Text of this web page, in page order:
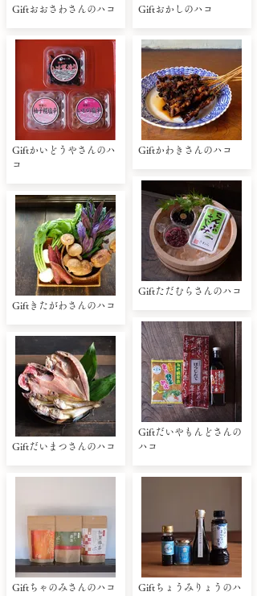
Giftおおさわさんのハコ
Giftかいどうやさんのハ
コ
Giftきたがわさんのハコ
Giftだいまつさんのハコ
Giftちゃのみさんのハコ
Giftおかしのハコ
Giftかわきさんのハコ
Giftただむらさんのハコ
Giftだいやもんどさんの
ハコ
Giftちょうみりょうのハ